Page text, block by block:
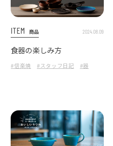
ITEM 商品 2024.08.09
食器の楽しみ方
#信楽焼 #スタッフ日記 #器